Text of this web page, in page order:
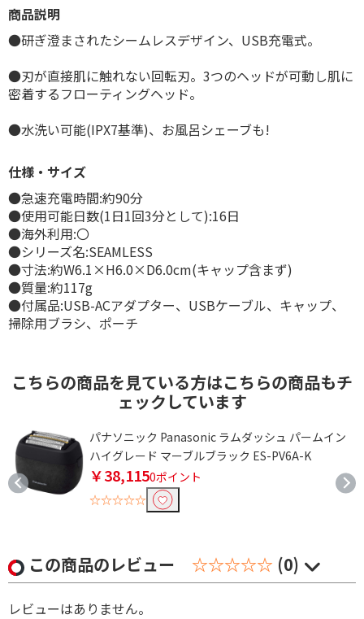
商品説明
●研ぎ澄まされたシームレスデザイン、USB充電式。
●刃が直接肌に触れない回転刃。3つのヘッドが可動し肌に
密着するフローティングヘッド。
●水洗い可能(IPX7基準)、お風呂シェーブも!
仕様・サイズ
●急速充電時間:約90分
●使用可能日数(1日1回3分として):16日
●海外利用:〇
●シリーズ名:SEAMLESS
●寸法:約W6.1×H6.0×D6.0cm(キャップ含まず)
●質量:約117g
●付属品:USB-ACアダプター、USBケーブル、キャップ、
掃除用ブラシ、ポーチ
こちらの商品を見ている方はこちらの商品もチ
ェックしています
パナソニック Panasonic ラムダッシュ パームイン
ハイグレード マーブルブラック ES-PV6A-K
￥38,1150ポイント
☆☆☆☆☆
この商品のレビュー ☆☆☆☆☆ (0)
レビューはありません。